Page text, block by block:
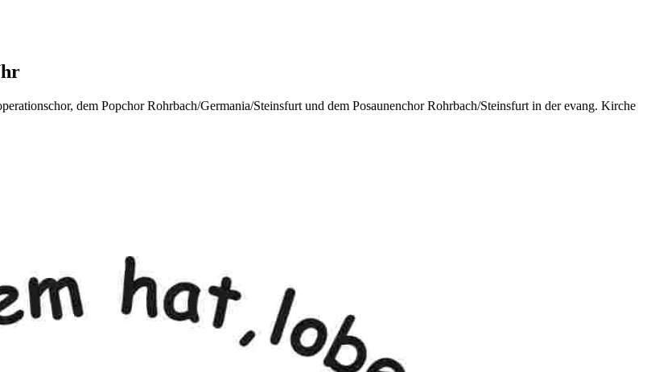
dem Popchor Rohrbach/Germania/Steinsfurt und dem Posaunenchor Rohrbach/Steinsfurt in der evang. Kirche